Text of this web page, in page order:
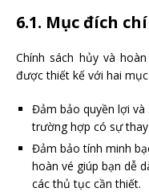
6.1. Mục đích
Chính sách hủy và
được thiết kế với hai
Đảm bảo quyền lợi
trường hợp có sự
Đảm bảo tính minh
hoàn vé giúp bạn dễ
các thủ tục cần thiết.